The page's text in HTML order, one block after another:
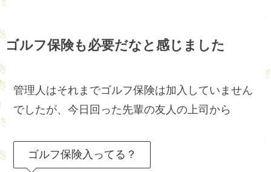
ゴルフ保険も必要だなと感じました
管理人はそれまでゴルフ保険は加入していません
でしたが、今日回った先輩の友人の上司から
ゴルフ保険入ってる？